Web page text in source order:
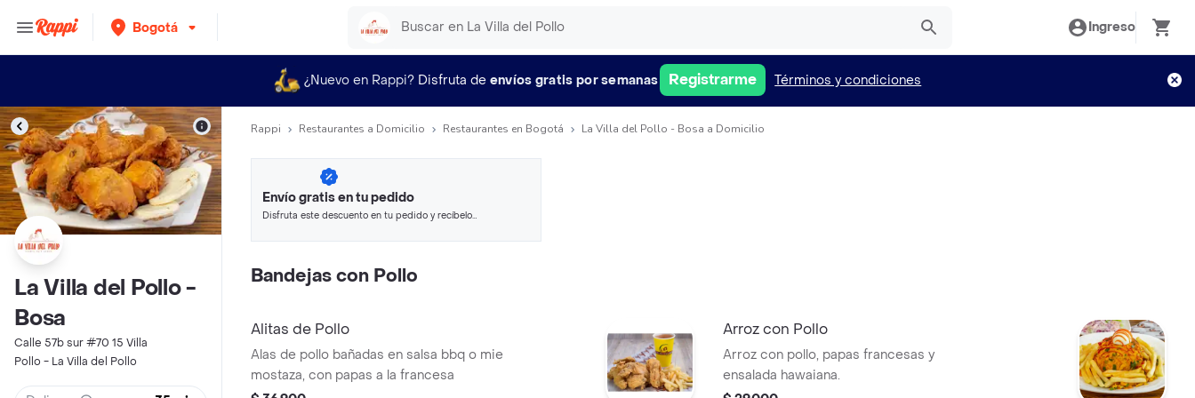
Bogotá Ingreso
¿Nuevo en Rappi? Disfruta de envíos gratis por semanas Registrarme Términos y condiciones
La Villa del Pollo -
Bosa
Calle 57b sur #70 15 Villa
Pollo - La Villa del Pollo
Rappi Restaurantes a Domicilio Restaurantes en Bogotá La Villa del Pollo - Bosa a Domicilio
Envío gratis en tu pedido
Disfruta este descuento en tu pedido y recíbelo
Bandejas con Pollo
Alitas de Pollo
Alas de pollo bañadas en salsa bbq o mie
mostaza, con papas a la francesa
Arroz con Pollo
Arroz con pollo, papas francesas y
ensalada hawaiana.